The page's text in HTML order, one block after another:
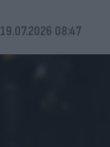
19.07.2026 08:47